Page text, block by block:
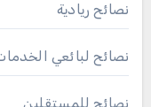
نصائح ريادية
نصائح لبائعي
نصائح للمستقلين